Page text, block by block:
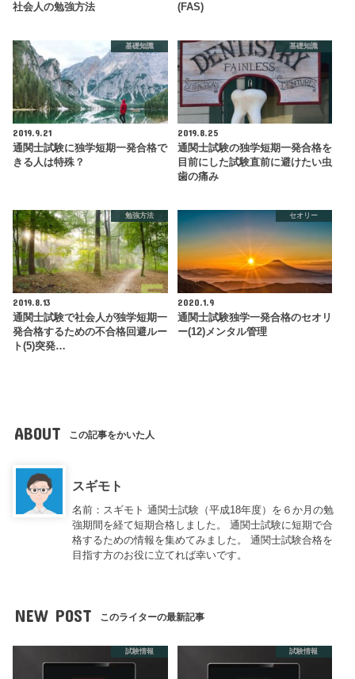
社会人の勉強方法
(FAS)
基礎知識
2019.9.21
通関士試験に独学短期一発合格で
きる人は特殊？
基礎知識
2019.8.25
通関士試験の独学短期一発合格を
目前にした試験直前に避けたい虫
歯の痛み
勉強方法
2019.8.13
通関士試験で社会人が独学短期一
発合格するための不合格回避ルー
ト(5)突発…
セオリー
2020.1.9
通関士試験独学一発合格のセオリ
ー(12)メンタル管理
ABOUT この記事をかいた人
スギモト
名前：スギモト 通関士試験（平成18年度）を６か月の勉
強期間を経て短期合格しました。 通関士試験に短期で合
格するための情報を集めてみました。 通関士試験合格を
目指す方のお役に立てれば幸いです。
NEW POST このライターの最新記事
試験情報 試験情報